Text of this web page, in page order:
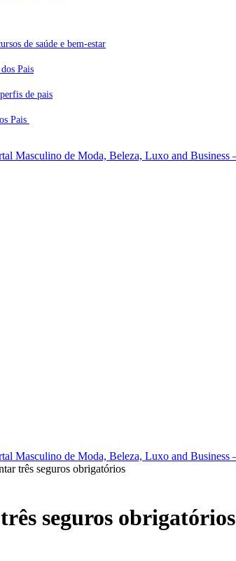
de saúde e bem-estar
Pais
de pais
Pais
três seguros obrigatórios
seguros obrigatórios